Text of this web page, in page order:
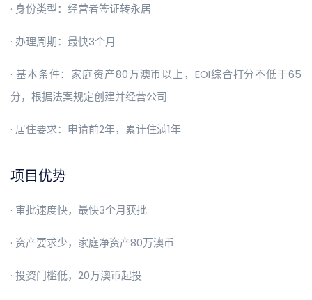
· 身份类型：经营者签证转永居
· 办理周期：最快3个月
· 基本条件：家庭资产80万澳币以上，EOI综合打分不低于65
分，根据法案规定创建并经营公司
· 居住要求：申请前2年，累计住满1年
项目优势
· 审批速度快，最快3个月获批
· 资产要求少，家庭净资产80万澳币
· 投资门槛低，20万澳币起投